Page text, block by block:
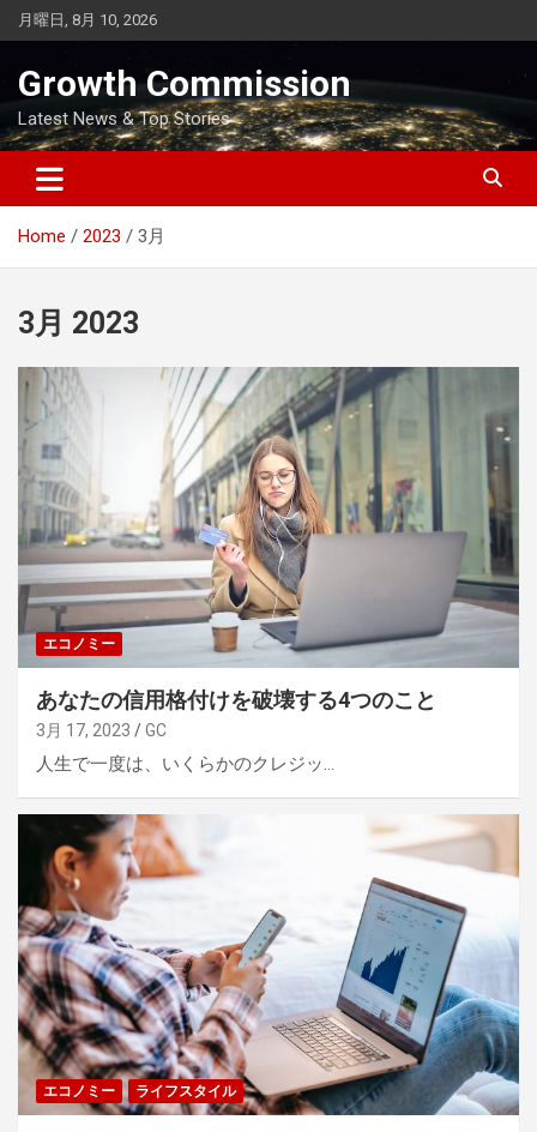
Skip
to
月曜日, 8月 10, 2026
Growth Commission
Latest News & Top Stories
Home 2023 3月
3月 2023
エコノミー
あなたの信用格付けを破壊する4つのこと
3月 17, 2023 GC
人生で一度は、いくらかのクレジッ…
エコノミー ライフスタイル